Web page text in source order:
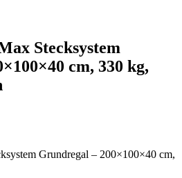
Stecksystem
cm, 330 kg,